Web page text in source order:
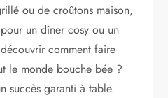
ou de croûtons maison,
un dîner cosy ou un
comment faire
le monde bouche bée ?
succès garanti à table.